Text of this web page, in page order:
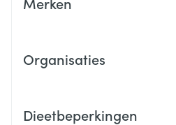
Organisaties
Dieetbeperkingen